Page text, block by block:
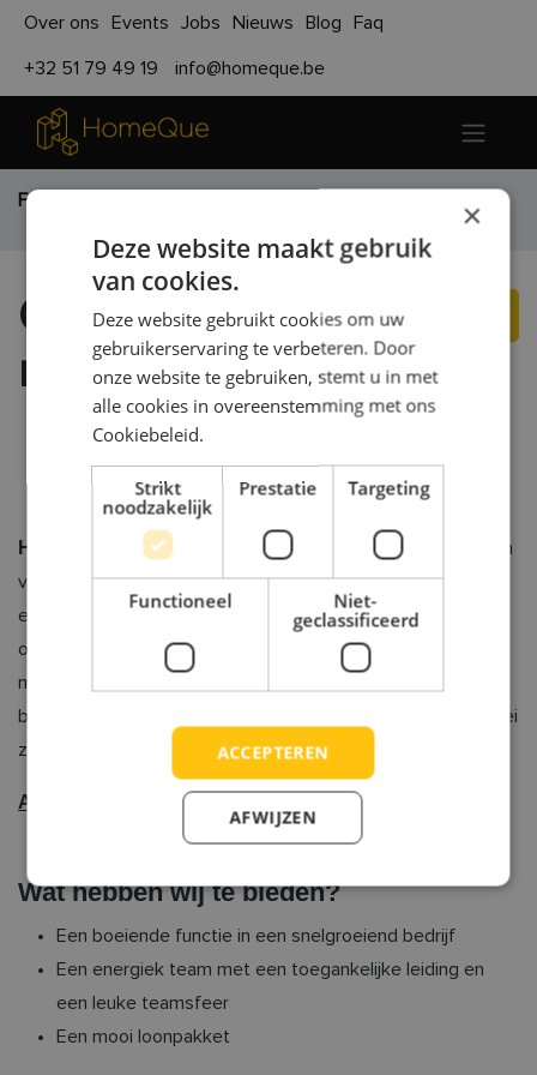
Over ons Events Jobs Nieuws Blog Faq
+32 51 79 49 19 info@homeque.be
Functies
Solliciteer nu!
Onthaal
medewerk(st)er
Kortemark,België
HomeQue
is een innovatief bedrijf met een gedreven team
van jonge ondernemers. Wij realiseren modulaire,
ecologische woningen die vooraf worden ontworpen en
ontwikkeld in onze productiehal in Kortemark. Wil jij
meebouwen aan een unieke en duurzame toekomst? Dan
ben jij misschien de persoon die we zoeken. Door onze groei
zijn we momenteel op zoek naar een:
Administratief talent
Wat hebben wij te bieden?
Een boeiende functie in een snelgroeiend bedrijf
Een energiek team met een toegankelijke leiding en
een leuke teamsfeer
Een mooi loonpakket
×
Deze website maakt gebruik
van cookies.
Deze website gebruikt cookies om uw
gebruikerservaring te verbeteren. Door
onze website te gebruiken, stemt u in met
alle cookies in overeenstemming met ons
Cookiebeleid.
Strikt
noodzakelijk
Prestatie Targeting
Functioneel
Niet-
geclassificeerd
ACCEPTEREN
AFWIJZEN